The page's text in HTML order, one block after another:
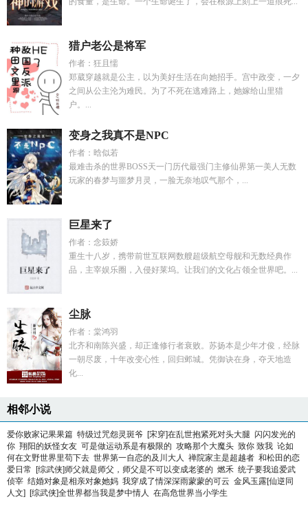
猎户老公是将军
作者：狂且懦
郑葳穿越就是公主，以为美好生活在向她招手。宫中政变，一夕
之间从公主沦为难民。为了不死在逃难路上，她嫁给山里猎
户。...
变身之我真不是NPC
作者：晗似若
最难击杀的世界BOSS天一门历代最强门主修仙界第一美人无数
玩家的春梦与噩梦月灵，一脸无奈地叹气那个，...
巨星来了
作者：念笯娇
重生十八岁，携带前世互联网数艘超级航空母舰和无数经典作
品，主宰娱乐圈，入侵好莱坞。让我们的文化占领全世界吧。...
尘脉
作者：棠鸿羽
北齐和南陈兴盛，却正逢修行者衰败。苏扬本是少年才俊，经脉
一朝尽废，十年改变心性，回归邺城。凭御诀在身，夺天地造
化...
相邻小说
爱你败家记果果篇 特级过咒怨灵斑爷 [宋穿]在乱世抱紧死对头大腿 闪闪发光的
你 翔阳的妖怪女友 可是做运动系是有极限的 攻略那个大魔头 致你 致我 论如
何在文野世界里苟下去 世界第一自恋的及川大人 禅院家主是超越者 和松田的恋
爱日常
[综武侠]师父就是师父，师父是不可以变成老婆的 燃禾 统子要我追爱武
侦宰 结婚对象是相亲对象她妈 我穿成了情深深雨蒙蒙的可云 金风玉露[仙逆同
人文]
[综武侠]全世界都当我是梦中情人 在高危世界当小学生